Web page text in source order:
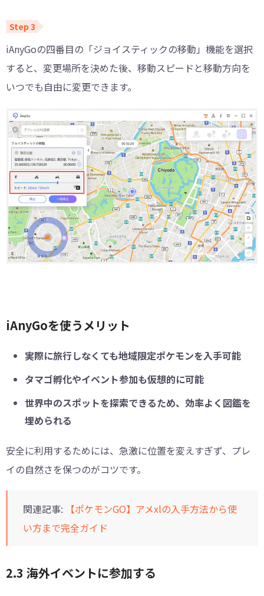
iAnyGoの四番目の「ジョイスティックの移動」機能を選択
すると、変更場所を決めた後、移動スピードと移動方向を
いつでも自由に変更できます。
iAnyGoを使うメリット
実際に旅行しなくても地域限定ポケモンを入手可能
タマゴ孵化やイベント参加も仮想的に可能
世界中のスポットを探索できるため、効率よく図鑑を
埋められる
安全に利用するためには、急激に位置を変えすぎず、プレ
イの自然さを保つのがコツです。
関連記事:
【ポケモンGO】アメxlの入手方法から使
い方まで完全ガイド
2.3 海外イベントに参加する